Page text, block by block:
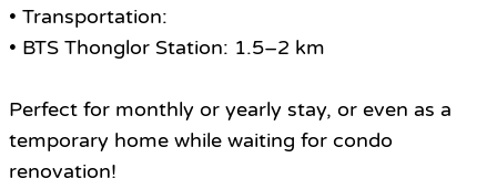
• Transportation:
• BTS Thonglor Station: 1.5–2 km
Perfect for monthly or yearly stay, or even as a
temporary home while waiting for condo
renovation!